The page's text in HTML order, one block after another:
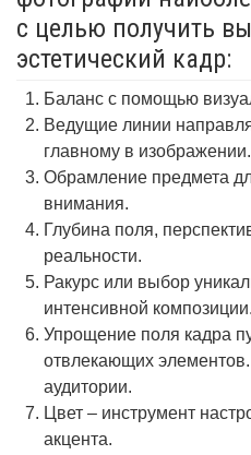
с целью получить
эстетический кадр:
Баланс с помощью
Ведущие линии
главному в изображении.
Обрамление предмета
внимания.
Глубина поля,
реальности.
Ракурс или выбор
интенсивной композиции.
Упрощение поля кадра
отвлекающих
аудитории.
Цвет – инструмент
акцента.